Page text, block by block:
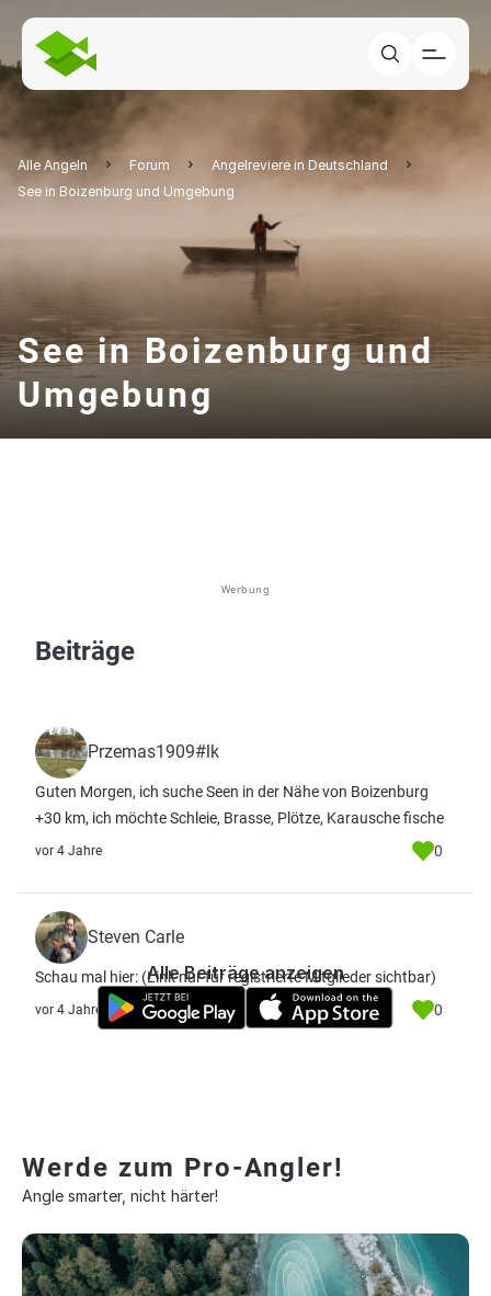
Alle Angeln Forum
Angelreviere in Deutschland
See in Boizenburg und Umgebung
See in Boizenburg und
Umgebung
Werbung
Beiträge
Przemas1909#lk
Guten Morgen, ich suche Seen in der Nähe von Boizenburg
+30 km, ich möchte Schleie, Brasse, Plötze, Karausche fische
vor 4 Jahre 0
Steven Carle
Schau mal hier: (Link nur für registrierte Mitglieder sichtbar)
vor 4 Jahre 0
Alle Beiträge anzeigen
Werde zum Pro-Angler!
Angle smarter, nicht härter!